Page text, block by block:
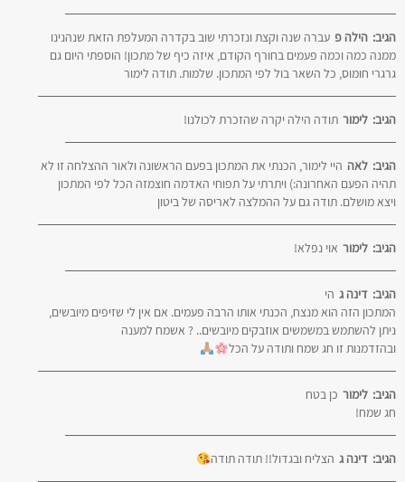
הילה פ הגיב:
עברה שנה וקצת ונזכרתי שוב בקדרה המעלפת הזאת שנהנינו
ממנה כמה וכמה פעמים בחורף הקודם, איזה כיף של מתכון! הוספתי היום גם
גרגרי חומוס, כל השאר בול לפי המתכון. שלמות. תודה לימור
לימור הגיב: תודה הילה יקרה שהזכרת לכולנו!
לאה הגיב:
היי לימור, הכנתי את המתכון בפעם הראשונה ולאור ההצלחה זו לא
תהיה הפעם האחרונה:) ויתרתי על תפוחי האדמה חוצמזה הכל לפי המתכון
ויצא מושלם. תודה גם על ההמלצה לאריסה של ביטון
לימור הגיב: אוי נפלא!
דינה ג הגיב:
הי
המתכון הזה הוא מנצח, הכנתי אותו הרבה פעמים. אם אין לי שזיפים מיובשים,
ניתן להשתמש במשמשים אוזבקים מיובשים.. ? אשמח למענה
ובהזדמנות זו חג שמח ותודה על הכל
לימור הגיב:
כן בטח
חג שמח!
דינה ג הגיב: הצליח ובגדול!! תודה תודה